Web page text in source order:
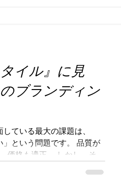
しています。 一方で、“推
ーケティング市場は急速に
商品」を消費するのでは
観や価値観、ストーリー
参加したい」「応援した
を使う時代へと変化しま
ァンコミュニティを中心
、企業にとっても “どれだ
ランド価値そのものになり
からの時代に必要なのは、
イル』に見
ブランディン
ている最大の課題は、
」という問題です。 品質が
価格も適正。 しかし、それ